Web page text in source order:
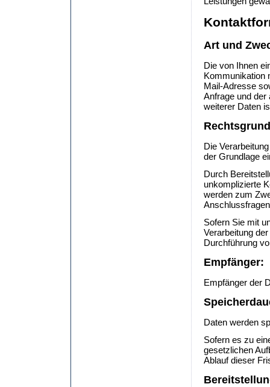
Art und
Die von Ihnen
Kommunikation
Mail-Adresse
Anfrage und der
weiterer Daten
Die
der Grundlage
Durch
unkomplizierte
werden zum
Sofern Sie mit
Verarbeitung
Durchführung
Empfänger:
Empfänger der
Daten werden
Sofern es zu
gesetzlichen
Ablauf dieser